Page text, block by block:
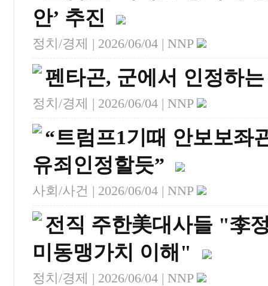
안’ 추진
정치/경제 | 2026/06/04 | NNP
펜타곤, 군에서 인정하
정치/경제 | 2026/06/04 | NNP
“트럼프1기때 안보보좌
유죄인정할듯”
사회/사건 | 2026/06/04 | NNP
전직 주한美대사들 "李
미동맹가치 이해"
정치/경제 | 2026/06/04 | NNP